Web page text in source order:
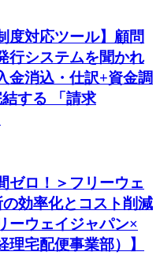
度対応ツール】顧問
行システムを聞かれ
金消込・仕訳+資金調
する 「請求
ゼロ！＞フリーウェ
効率化とコスト削減
ーウェイジャパン×
宅配便事業部）】